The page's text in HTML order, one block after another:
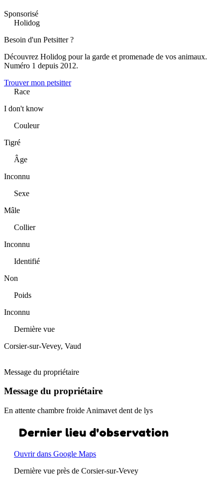
Sponsorisé
Holidog
Besoin d'un Petsitter ?
Découvrez Holidog pour la garde et promenade de vos animaux.
Numéro 1 depuis 2012.
Trouver mon petsitter
Race
I don't know
Couleur
Tigré
Âge
Inconnu
Sexe
Mâle
Collier
Inconnu
Identifié
Non
Poids
Inconnu
Dernière vue
Corsier-sur-Vevey, Vaud
Message du propriétaire
Message du propriétaire
En attente chambre froide Animavet dent de lys
Dernier lieu d'observation
Ouvrir dans Google Maps
Dernière vue près de Corsier-sur-Vevey